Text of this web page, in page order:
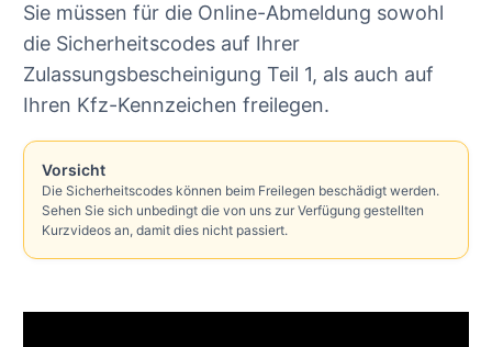
Sie müssen für die Online-Abmeldung sowohl
die Sicherheitscodes auf Ihrer
Zulassungsbescheinigung Teil 1, als auch auf
Ihren Kfz-Kennzeichen freilegen.
Vorsicht
Die Sicherheitscodes können beim Freilegen beschädigt werden.
Sehen Sie sich unbedingt die von uns zur Verfügung gestellten
Kurzvideos an, damit dies nicht passiert.